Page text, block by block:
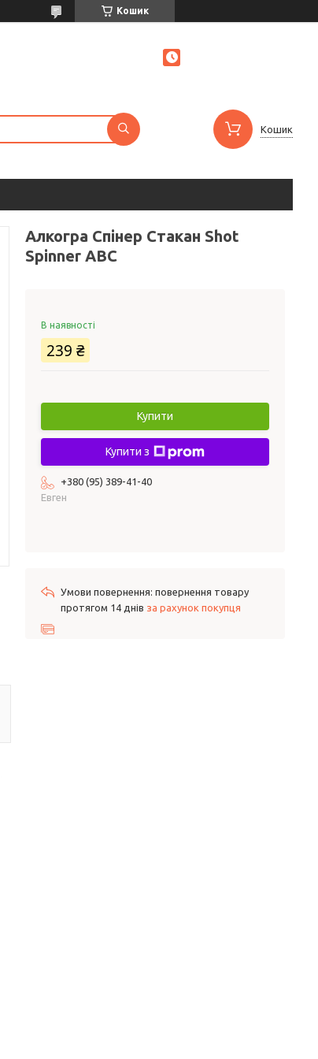
Кошик
Кошик
Алкогра Спінер Стакан Shot
Spinner ABC
В наявності
239 ₴
Купити
Купити з
+380 (95) 389-41-40
Евген
повернення товару
протягом 14 днів за рахунок покупця